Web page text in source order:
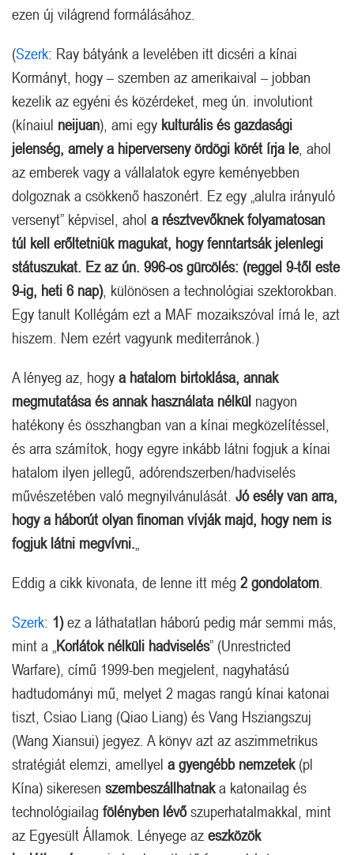
ezen új világrend formálásához.
(Szerk: Ray bátyánk a levelében itt dicséri a kínai
Kormányt, hogy – szemben az amerikaival – jobban
kezelik az egyéni és közérdeket, meg ún. involutiont
(kínaiul neijuan), ami egy kulturális és gazdasági
jelenség, amely a hiperverseny ördögi körét írja le, ahol
az emberek vagy a vállalatok egyre keményebben
dolgoznak a csökkenő haszonért. Ez egy „alulra irányuló
versenyt” képvisel, ahol a résztvevőknek folyamatosan
túl kell erőltetniük magukat, hogy fenntartsák jelenlegi
státuszukat. Ez az ún. 996-os gürcölés: (reggel 9-től este
9-ig, heti 6 nap), különösen a technológiai szektorokban.
Egy tanult Kollégám ezt a MAF mozaikszóval írná le, azt
hiszem. Nem ezért vagyunk mediterránok.)
A lényeg az, hogy a hatalom birtoklása, annak
megmutatása és annak használata nélkül nagyon
hatékony és összhangban van a kínai megközelítéssel,
és arra számítok, hogy egyre inkább látni fogjuk a kínai
hatalom ilyen jellegű, adórendszerben/hadviselés
művészetében való megnyilvánulását. Jó esély van arra,
hogy a háborút olyan finoman vívják majd, hogy nem is
fogjuk látni megvívni.
Eddig a cikk kivonata, de lenne itt még 2 gondolatom
Szerk: 1)ez a láthatatlan háború pedig már semmi más,
mint a „ Korlátok nélküli hadviselés” (Unrestricted
Warfare), című 1999-ben megjelent, nagyhatású
hadtudományi mű, melyet 2 magas rangú kínai katonai
tiszt, Csiao Liang (Qiao Liang) és Vang Hsziangszuj
(Wang Xiansui) jegyez. A könyv azt az aszimmetrikus
stratégiát elemzi, amellyel a gyengébb nemzetek(pl
Kína) sikeresen szembeszállhatnaka katonailag és
technológiailag fölényben lévőszuperhatalmakkal, mint
az Egyesült Államok. Lényege az eszközök